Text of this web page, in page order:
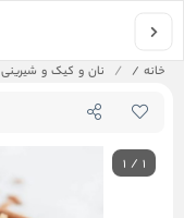
خانه / نان و کیک و شیرینی
1 / 1